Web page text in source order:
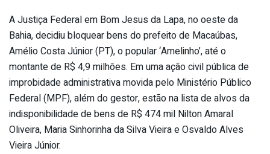
A Justiça Federal em Bom Jesus da Lapa, no oeste da
Bahia, decidiu bloquear bens do prefeito de Macaúbas,
Amélio Costa Júnior (PT), o popular ‘Amelinho’, até o
montante de R$ 4,9 milhões. Em uma ação civil pública de
improbidade administrativa movida pelo Ministério Público
Federal (MPF), além do gestor, estão na lista de alvos da
indisponibilidade de bens de R$ 474 mil Nilton Amaral
Oliveira, Maria Sinhorinha da Silva Vieira e Osvaldo Alves
Vieira Júnior.